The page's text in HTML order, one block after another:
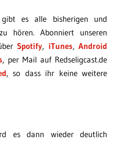
gibt es alle bisherigen und
hören. Abonniert unseren
Spotify, iTunes, Android
, per Mail auf Redseligcast.de
, so dass ihr keine weitere
es dann wieder deutlich